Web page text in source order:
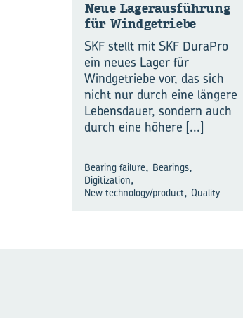
Neue La­ger­aus­füh­rung
für Wind­ge­trie­be
SKF stellt mit SKF DuraPro
ein neues Lager für
Windgetriebe vor, das sich
nicht nur durch eine längere
Lebensdauer, sondern auch
durch eine höhere [...]
Bearing failure, Bearings,
Digitization,
New technology/product, Quality